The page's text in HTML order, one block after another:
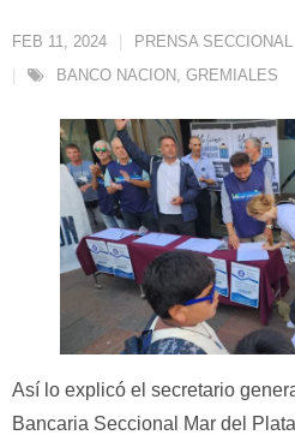
FEB 11, 2024 PRENSA
BANCO NACION, GREMIALES
Así lo explicó el secretario
Bancaria Seccional Mar del